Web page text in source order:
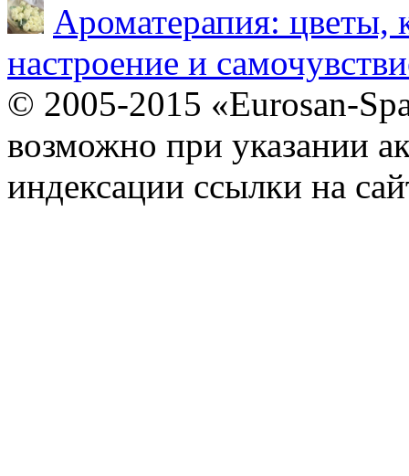
Ароматерапия: цветы,
настроение и
© 2005-2015 «Eurosan-
возможно при указании
индексации ссылки на